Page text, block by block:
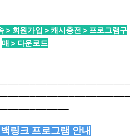
> 회원가입 > 캐시충전 > 프로그램구
매 > 다운로드
링크 프로그램 안내